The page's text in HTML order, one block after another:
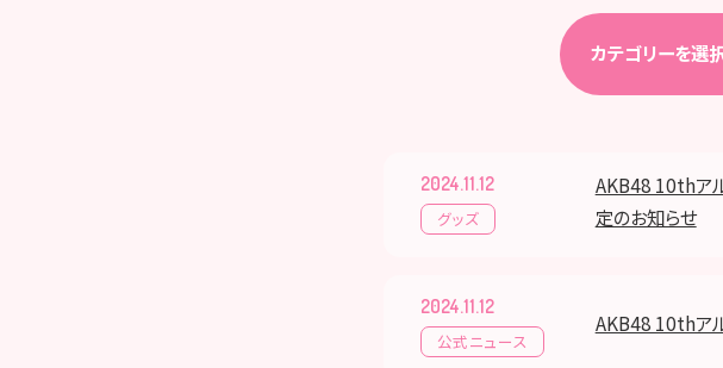
カテゴリーを選
2024.11.12
グッズ
AKB48 10thア
定のお知らせ
2024.11.12
公式ニュース
AKB48 10thア